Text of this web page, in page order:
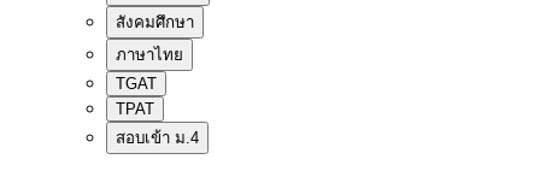
สังคมศึกษา
ภาษาไทย
TGAT
TPAT
สอบเข้า ม.4